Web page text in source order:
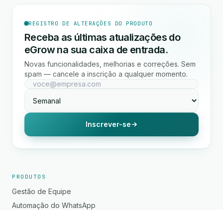
REGISTRO DE ALTERAÇÕES DO PRODUTO
Receba as últimas atualizações do
eGrow na sua caixa de entrada.
Novas funcionalidades, melhorias e correções. Sem
spam — cancele a inscrição a qualquer momento.
Inscrever-se
PRODUTOS
Gestão de Equipe
Automação do WhatsApp